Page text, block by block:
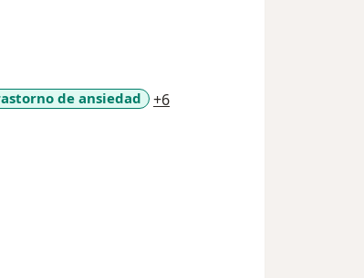
de ansiedad +6a11y_sr_more_diseases